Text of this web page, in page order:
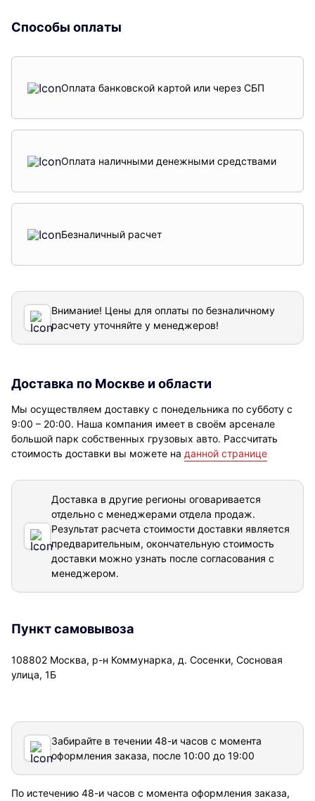
Способы оплаты
Оплата банковской картой или через СБП
Оплата наличными денежными средствами
Безналичный расчет
Внимание! Цены для оплаты по безналичному
расчету уточняйте у менеджеров!
Доставка по Москве и области
Мы осуществляем доставку с понедельника по субботу с
9:00 – 20:00. Наша компания имеет в своём арсенале
большой парк собственных грузовых авто. Рассчитать
стоимость доставки вы можете на данной странице
Доставка в другие регионы оговаривается
отдельно с менеджерами отдела продаж.
Результат расчета стоимости доставки является
предварительным, окончательную стоимость
доставки можно узнать после согласования с
менеджером.
Пункт самовывоза
108802 Москва, р-н Коммунарка, д. Сосенки, Сосновая
улица, 1Б
Забирайте в течении 48-и часов с момента
оформления заказа, после 10:00 до 19:00
По истечению 48-и часов с момента оформления заказа,